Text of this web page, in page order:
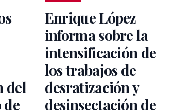
del
Enrique López
informa sobre la
intensificación de
los trabajos de
desratización y
desinsectación de